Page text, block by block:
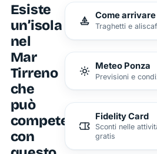
Esiste
un’isola
nel
Mar
Tirreno
che
può
competere
con
Come arrivare
Traghetti e
Meteo Ponza
Previsioni e
Fidelity Card
Sconti nelle
gratis